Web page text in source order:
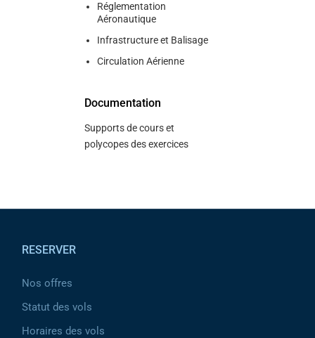
Réglementation
Aéronautique
Infrastructure et Balisage
Circulation Aérienne
Documentation
Supports de cours et
polycopes des exercices
RESERVER
Nos offres
Statut des vols
Horaires des vols